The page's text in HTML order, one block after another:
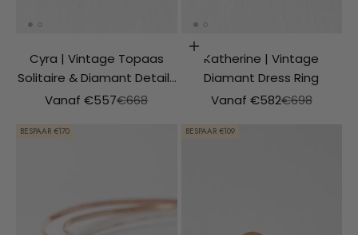
Cyra | Vintage Topaas
Solitaire & Diamant Details
Ring
Aanbiedingsprijs
Vanaf €557Normale prijs
€668
Opties kiezen
Katherine | Vintage
Diamant Dress Ring
Aanbiedingsprijs
Vanaf €582Normale prijs
€698
BESPAAR €170 BESPAAR €109